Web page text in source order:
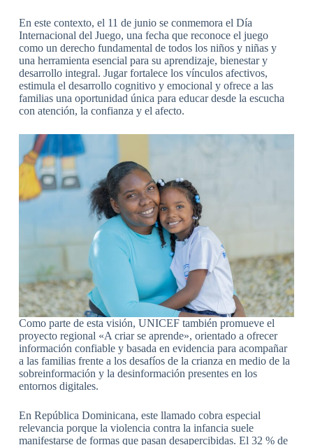
En este contexto, el 11 de junio se conmemora el Día
Internacional del Juego, una fecha que reconoce el juego
como un derecho fundamental de todos los niños y niñas y
una herramienta esencial para su aprendizaje, bienestar y
desarrollo integral. Jugar fortalece los vínculos afectivos,
estimula el desarrollo cognitivo y emocional y ofrece a las
familias una oportunidad única para educar desde la escucha
con atención, la confianza y el afecto.
Como parte de esta visión, UNICEF también promueve el
proyecto regional «A criar se aprende», orientado a ofrecer
información confiable y basada en evidencia para acompañar
a las familias frente a los desafíos de la crianza en medio de la
sobreinformación y la desinformación presentes en los
entornos digitales.
En República Dominicana, este llamado cobra especial
relevancia porque la violencia contra la infancia suele
manifestarse de formas que pasan desapercibidas. El 32 % de